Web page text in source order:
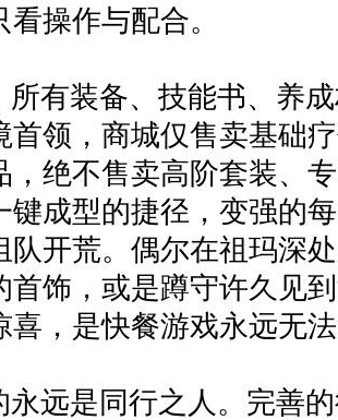
操作与配合。
所有装备、技能书、养
首领，商城仅售卖基础
，绝不售卖高阶套装、
键成型的捷径，变强的
队开荒。偶尔在祖玛深
首饰，或是蹲守许久见
喜，是快餐游戏永远无
永远是同行之人。完善